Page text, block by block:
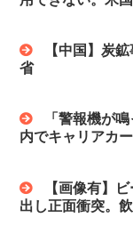
省
内でキャリアカ
出し正面衝突。